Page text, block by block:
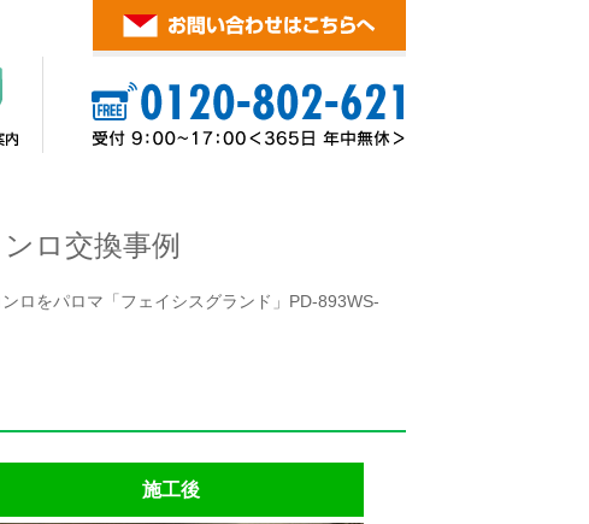
ロ交換事例
ロをパロマ「フェイシスグランド」PD-893WS-
施工後